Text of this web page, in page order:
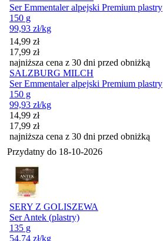
Ser Emmentaler alpejski Premium plastry
150 g
99,93 zł/kg
Cena promocyjna
14,99 zł
17,99 zł
najniższa cena z 30 dni przed obniżką
SALZBURG MILCH
Ser Emmentaler alpejski Premium plastry
150 g
99,93 zł/kg
Cena promocyjna
14,99 zł
17,99 zł
najniższa cena z 30 dni przed obniżką
Przydatny do 18-10-2026
SERY Z GOLISZEWA
Ser Antek (plastry)
135 g
54,74 zł/kg